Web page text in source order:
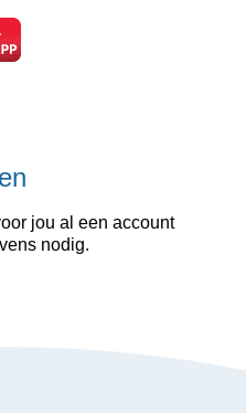
jou al een account
nodig.